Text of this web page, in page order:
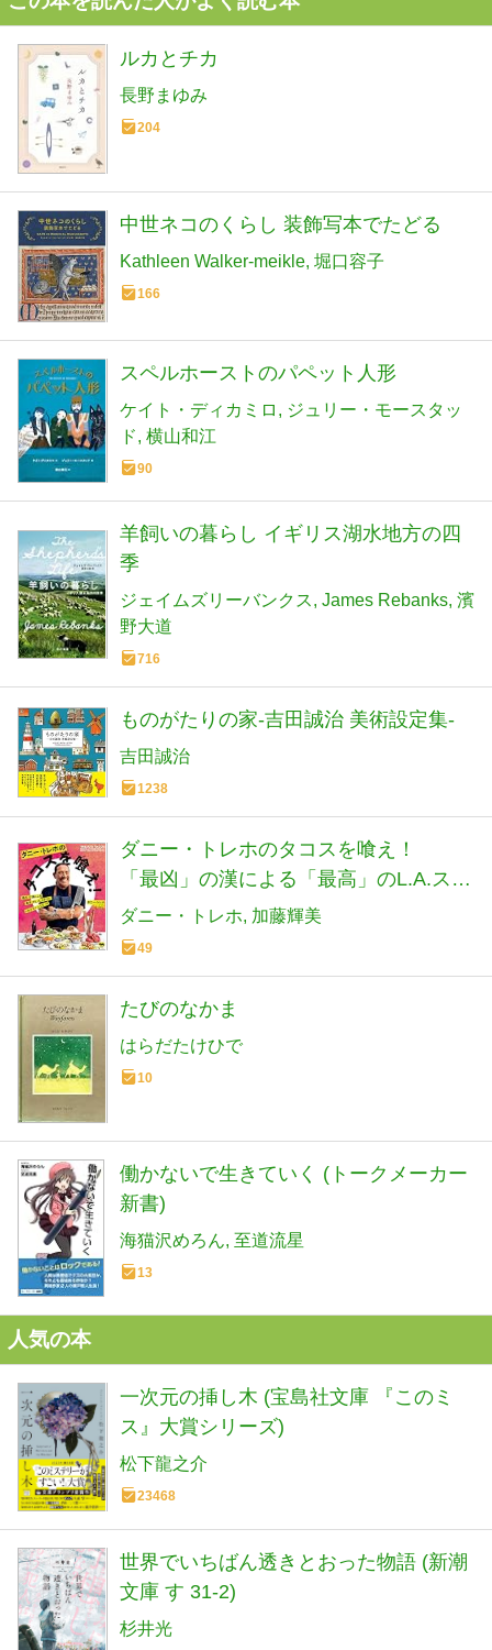
ルカとチカ
長野まゆみ
204
中世ネコのくらし 装飾写本でたどる
Kathleen Walker-meikle 堀口容子
166
スペルホーストのパペット人形
ケイト・ディカミロ
ジュリー・モースタッ
ド 横山和江
90
羊飼いの暮らし イギリス湖水地方の四
季
ジェイムズリーバンクス James Rebanks 濱
野大道
716
ものがたりの家-吉田誠治 美術設定集-
吉田誠治
1238
ダニー・トレホのタコスを喰え！
「最凶」の漢による「最高」のL.A.スタ
イル・メキシカン・レシピ75
ダニー・トレホ 加藤輝美
49
たびのなかま
はらだたけひで
10
働かないで生きていく (トークメーカー
新書)
海猫沢めろん 至道流星
13
人気の本
一次元の挿し木 (宝島社文庫 『このミ
ス』大賞シリーズ)
松下龍之介
23468
世界でいちばん透きとおった物語 (新潮
文庫 す 31-2)
杉井光